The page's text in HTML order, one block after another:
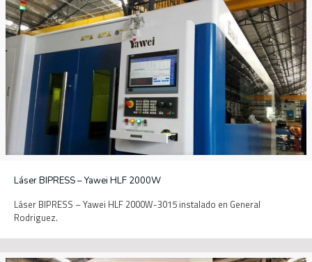
Láser BIPRESS – Yawei HLF 2000W
Láser BIPRESS – Yawei HLF 2000W-3015 instalado en General
Rodriguez.